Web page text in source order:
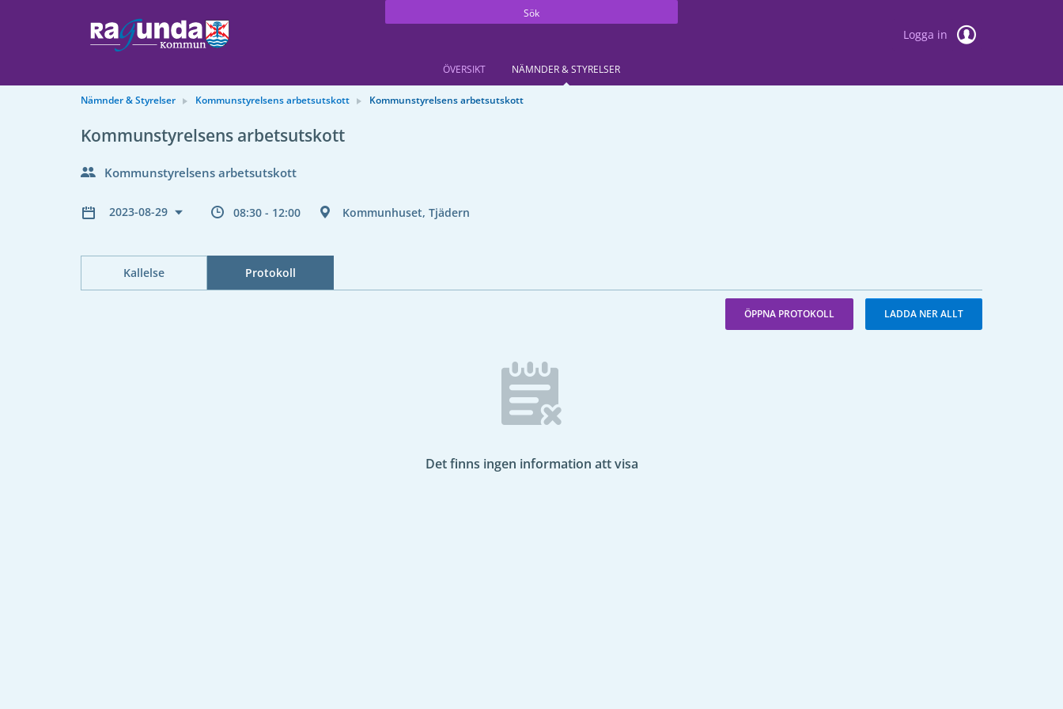
Sök
Logga in
ÖVERSIKT NÄMNDER & STYRELSER
Nämnder & Styrelser Kommunstyrelsens arbetsutskott Kommunstyrelsens arbetsutskott
Kommunstyrelsens arbetsutskott
Kommunstyrelsens arbetsutskott
2023-08-29 08:30 - 12:00 Kommunhuset, Tjädern
Kallelse Protokoll
ÖPPNA PROTOKOLL LADDA NER ALLT
Det finns ingen information att visa